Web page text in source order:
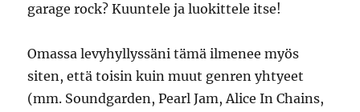
garage rock? Kuuntele ja luokittele itse!
Omassa levyhyllyssäni tämä ilmenee myös
siten, että toisin kuin muut genren yhtyeet
(mm. Soundgarden, Pearl Jam, Alice In Chains,